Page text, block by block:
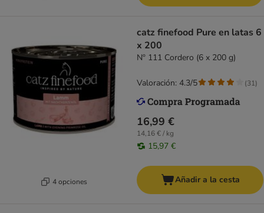
4 opciones
catz finefood Pure en latas 6
x 200
Nº 111 Cordero (6 x 200 g)
16,99 €
14,16 € / kg
15,97 €
Valoración: 4.3/5 (31)
Añadir a la cesta